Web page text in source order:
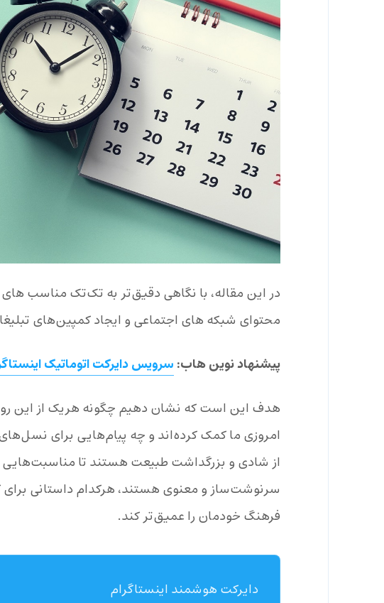
محتوای شبکه های اجتماعی و ایجاد کمپین‌های
پیشنهاد نوین هاب: سرویس دایرکت اتوماتیک
هدف این است که نشان دهیم چگونه هریک از این
امروزی ما کمک کرده‌اند و چه پیام‌هایی برای
از شادی و بزرگداشت طبیعت هستند تا مناسبت‌هایی
سرنوشت‌ساز و معنوی هستند، هرکدام داستانی برای
فرهنگ خودمان را عمیق‌تر کند.
دایرکت هوشمند اینستاگرام